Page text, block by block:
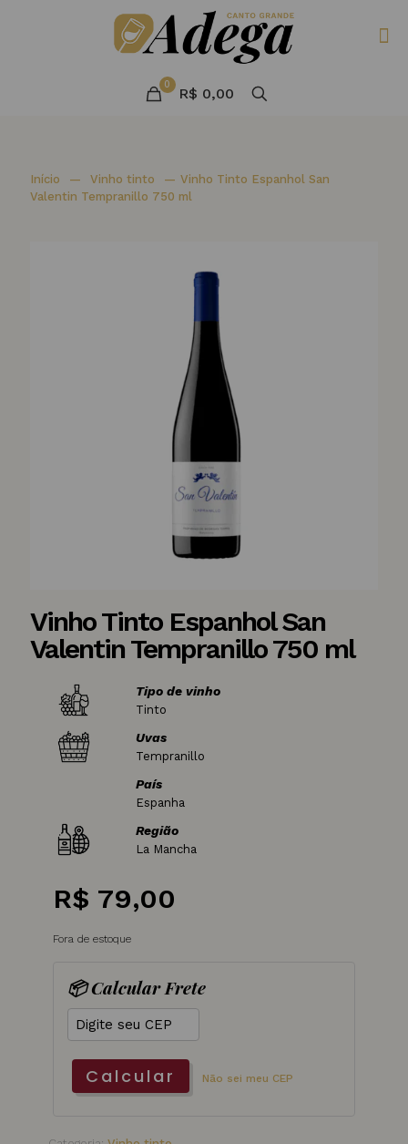
0
R$ 0,00
Início — Vinho tinto — Vinho Tinto Espanhol San
Valentin Tempranillo 750 ml
Vinho Tinto Espanhol San
Valentin Tempranillo 750 ml
Tipo de vinho
Tinto
Uvas
Tempranillo
País
Espanha
Região
La Mancha
R$ 79,00
Fora de estoque
📦 Calcular Frete
Calcular Não sei meu CEP